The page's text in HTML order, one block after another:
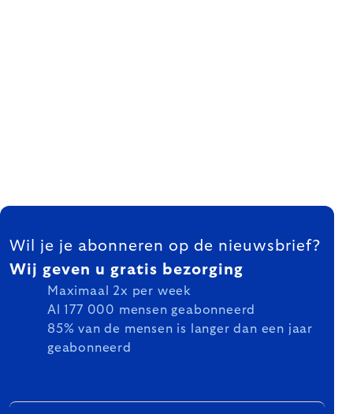
FOOTER
Wil je je abonneren op de nieuwsbrief?
Wij geven u gratis bezorging
Maximaal 2x per week
Al 177 000 mensen geabonneerd
85% van de mensen is langer dan een jaar
geabonneerd